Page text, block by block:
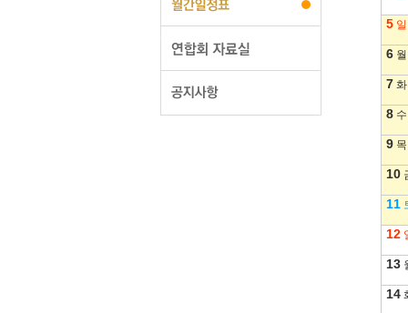
5 일
6 월
7 화
8 수
9 목
10
11
12
13
14